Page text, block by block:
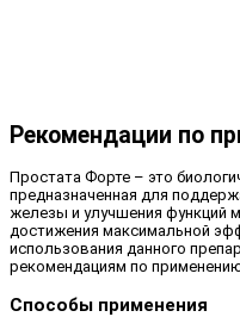
Рекомендации по
Простата Форте – это
предназначенная для
железы и улучшения функций
достижения максимальной
использования данного
рекомендациям по
Способы применения